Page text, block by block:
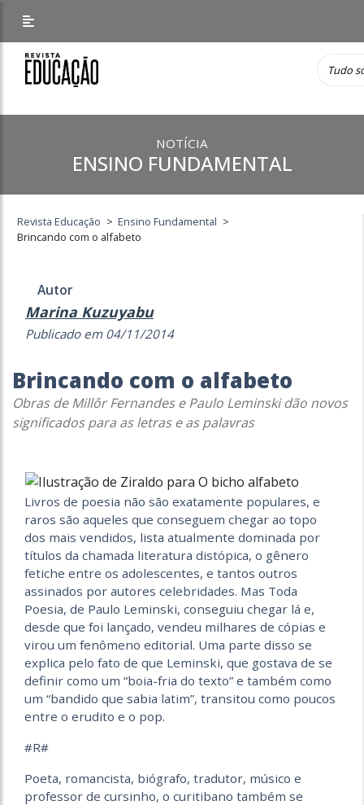
NOTÍCIA
ENSINO FUNDAMENTAL
Revista Educação > Ensino Fundamental >
Brincando com o alfabeto
Autor
Marina Kuzuyabu
Publicado em 04/11/2014
Brincando com o alfabeto
Obras de Millôr Fernandes e Paulo Leminski dão novos
significados para as letras e as palavras
Livros de poesia não são exatamente populares, e
raros são aqueles que conseguem chegar ao topo
dos mais vendidos, lista atualmente dominada por
títulos da chamada literatura distópica, o gênero
fetiche entre os adolescentes, e tantos outros
assinados por autores celebridades. Mas Toda
Poesia, de Paulo Leminski, conseguiu chegar lá e,
desde que foi lançado, vendeu milhares de cópias e
virou um fenômeno editorial. Uma parte disso se
explica pelo fato de que Leminski, que gostava de se
definir como um “boia-fria do texto” e também como
um “bandido que sabia latim”, transitou como poucos
entre o erudito e o pop.
#R#
Poeta, romancista, biógrafo, tradutor, músico e
professor de cursinho, o curitibano também se